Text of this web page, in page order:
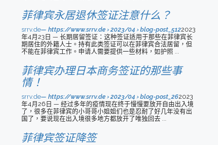
菲律宾永居退休签证注意什么？
srrv.de https://www.srrv.de › 2023/04 › blog-post_5122023
年4月23日 — 长期居留签证：这种签证适用于那些在菲律宾长
期居住的外籍人士。持有此类签证可以在菲律宾合法居留，但
不能在菲律宾工作。申请人需要提供一些材料，如护照 ...
菲律宾办理日本商务签证的那些事
情！
srrv.de https://www.srrv.de › 2023/04 › blog-post_262023
年4月26日 — 经过多年的疫情现在终于慢慢要放开自由出入境
了，很多在菲律宾的小哥哥小姐姐们也是忍耐了好几年没有出
国了，要说现在出入境很多地方都放开了唯独回去 ...
菲律宾签证降签